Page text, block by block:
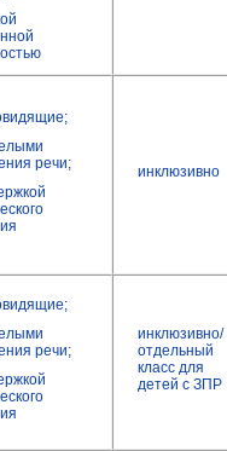
речи;
инклюзивно
речи;
инклюзивно/
отдельный
класс для
детей с ЗПР